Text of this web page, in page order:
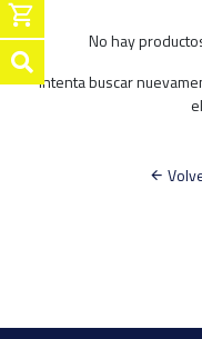
No hay
Intenta buscar